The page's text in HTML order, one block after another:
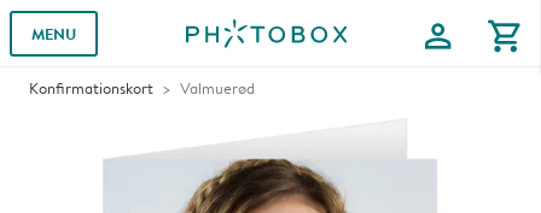
MENU profile shopping_cart
Konfirmationskort Valmuerød